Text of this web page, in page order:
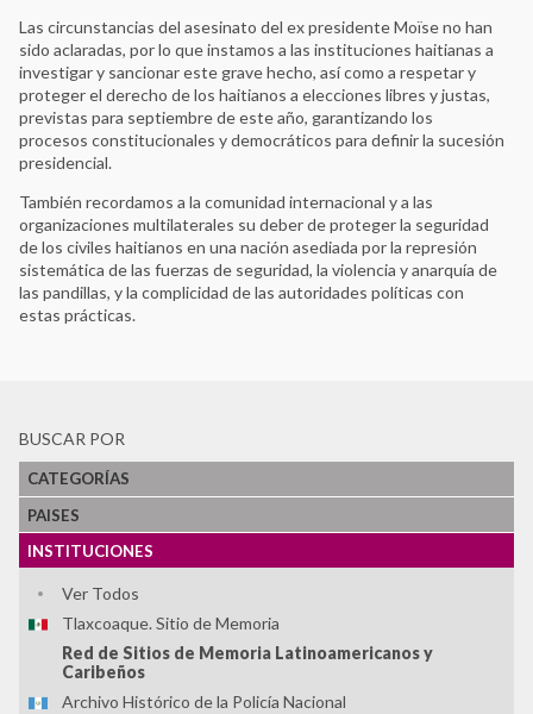
Las circunstancias del asesinato del ex presidente Moïse no han
sido aclaradas, por lo que instamos a las instituciones haitianas a
investigar y sancionar este grave hecho, así como a respetar y
proteger el derecho de los haitianos a elecciones libres y justas,
previstas para septiembre de este año, garantizando los
procesos constitucionales y democráticos para definir la sucesión
presidencial.
También recordamos a la comunidad internacional y a las
organizaciones multilaterales su deber de proteger la seguridad
de los civiles haitianos en una nación asediada por la represión
sistemática de las fuerzas de seguridad, la violencia y anarquía de
las pandillas, y la complicidad de las autoridades políticas con
estas prácticas.
BUSCAR POR
CATEGORÍAS
PAISES
INSTITUCIONES
Ver Todos
Tlaxcoaque. Sitio de Memoria
Red de Sitios de Memoria Latinoamericanos y
Caribeños
Archivo Histórico de la Policía Nacional